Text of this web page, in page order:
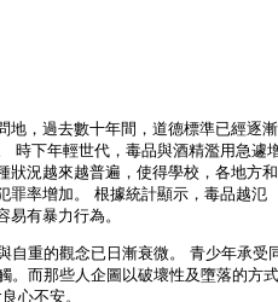
地，過去數十年間，道德標準已經逐漸
時下年輕世代，毒品與酒精濫用急遽
狀況越來越普遍，使得學校，各地方和
罪率增加。 根據統計顯示，毒品越氾
易有暴力行為。
自重的觀念已日漸衰微。 青少年承受
。而那些人企圖以破壞性及墮落的方式
心不安。